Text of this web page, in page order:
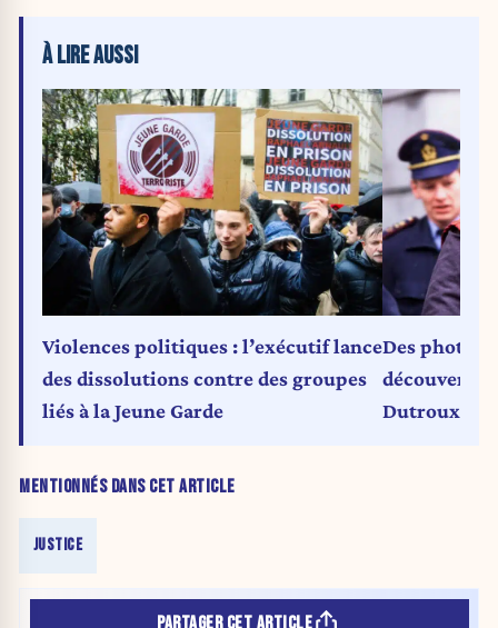
MENTIONNÉS DANS CET ARTICLE
JUSTICE
À LIRE AUSSI
Violences politiques : l’exécutif lance
des dissolutions contre des groupes
liés à la Jeune Garde
Des photos
Dutroux à